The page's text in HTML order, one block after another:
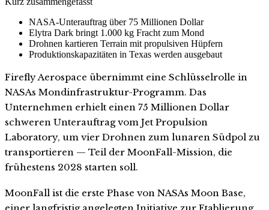
NASA-Unterauftrag über 75 Millionen Dollar
Elytra Dark bringt 1.000 kg Fracht zum Mond
Drohnen kartieren Terrain mit propulsiven Hüpfern
Produktionskapazitäten in Texas werden ausgebaut
Firefly Aerospace übernimmt eine Schlüsselrolle in
NASAs Mondinfrastruktur-Programm. Das
Unternehmen erhielt einen 75 Millionen Dollar
schweren Unterauftrag vom Jet Propulsion
Laboratory, um vier Drohnen zum lunaren Südpol zu
transportieren — Teil der MoonFall-Mission, die
frühestens 2028 starten soll.
MoonFall ist die erste Phase von NASAs Moon Base,